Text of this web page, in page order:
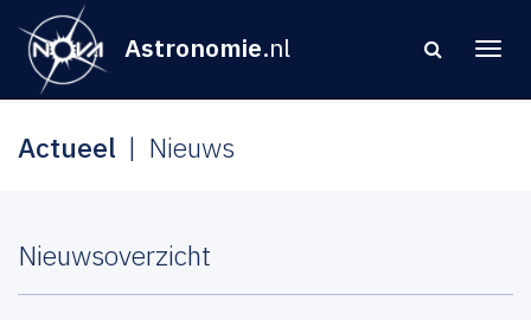
Astronomie.nl
Actueel Nieuws
Nieuwsoverzicht